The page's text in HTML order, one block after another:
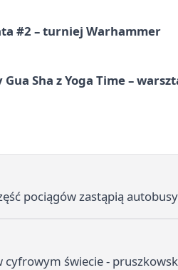
#2 – turniej Warhammer
Gua Sha z Yoga Time –
pociągów zastąpią autobusy
cyfrowym świecie -